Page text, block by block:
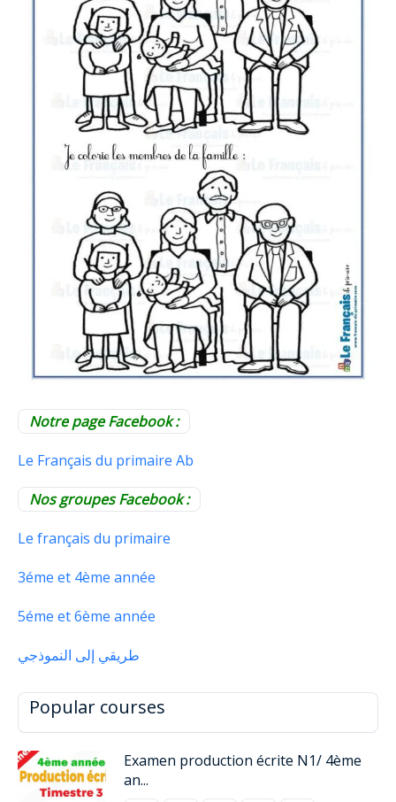
Notre page Facebook :
Le Français du primaire Ab
Nos groupes Facebook :
Le français du primaire
3éme et 4ème année
5éme et 6ème année
Popular courses
Examen production écrite N1/ 4ème
an...